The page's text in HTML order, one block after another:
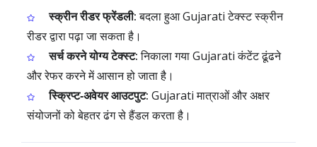
स्क्रीन रीडर फ्रेंडली:बदला हुआ Gujarati टेक्स्ट स्क्रीन
रीडर द्वारा पढ़ा जा सकता है।
सर्च करने योग्य टेक्स्ट:निकाला गया Gujarati कंटेंट ढूंढने
और रेफर करने में आसान हो जाता है।
स्क्रिप्ट‑अवेयर आउटपुट: Gujarati मात्राओं और अक्षर
संयोजनों को बेहतर ढंग से हैंडल करता है।